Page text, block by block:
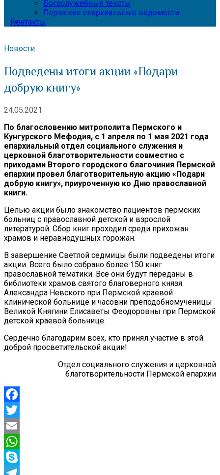
Богослужебные тексты
Пермские епархиальные ведомости
Контакты
Новости
Подведены итоги акции «Подари
добрую книгу»
24.05.2021
По благословению митрополита Пермского и
Кунгурского Мефодия, с 1 апреля по 1 мая 2021 года
епархиальный отдел социального служения и
церковной благотворительности совместно с
приходами Второго городского благочиния Пермской
епархии провел благотворительную акцию «Подари
добрую книгу», приуроченную ко Дню православной
книги.
Целью акции было знакомство пациентов пермских
больниц с православной детской и взрослой
литературой. Сбор книг проходил среди прихожан
храмов и неравнодушных горожан.
В завершение Светлой седмицы были подведены итоги
акции. Всего было собрано более 150 книг
православной тематики. Все они будут переданы в
библиотеки храмов святого благоверного князя
Александра Невского при Пермской краевой
клинической больнице и часовни преподобномученицы
Великой Княгини Елисаветы Феодоровны при Пермской
детской краевой больнице.
Сердечно благодарим всех, кто принял участие в этой
доброй просветительской акции!
Отдел социального служения и церковной
благотворительности Пермской епархии
Facebook
Twitter
Email
WhatsApp
Skype